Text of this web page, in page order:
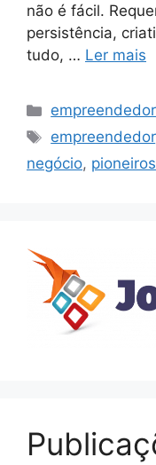
não é fácil.
persistência,
tudo, … Ler mais
Categorias
Etiquetas
empreendedor
negócio, pioneiros